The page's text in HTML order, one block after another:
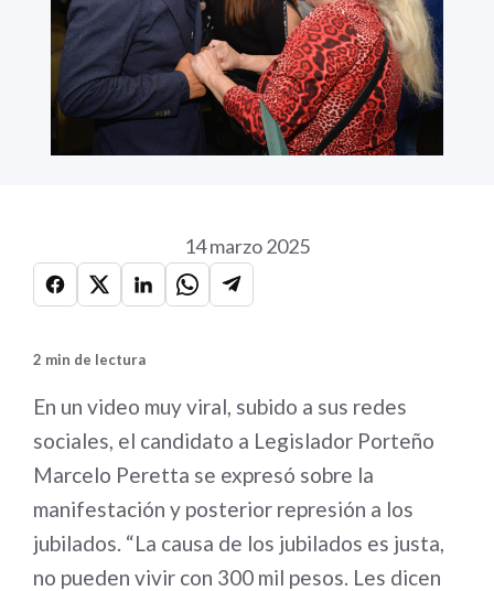
14 marzo 2025
2 min de lectura
En un video muy viral, subido a sus redes
sociales, el candidato a Legislador Porteño
Marcelo Peretta se expresó sobre la
manifestación y posterior represión a los
jubilados. “La causa de los jubilados es justa,
no pueden vivir con 300 mil pesos. Les dicen